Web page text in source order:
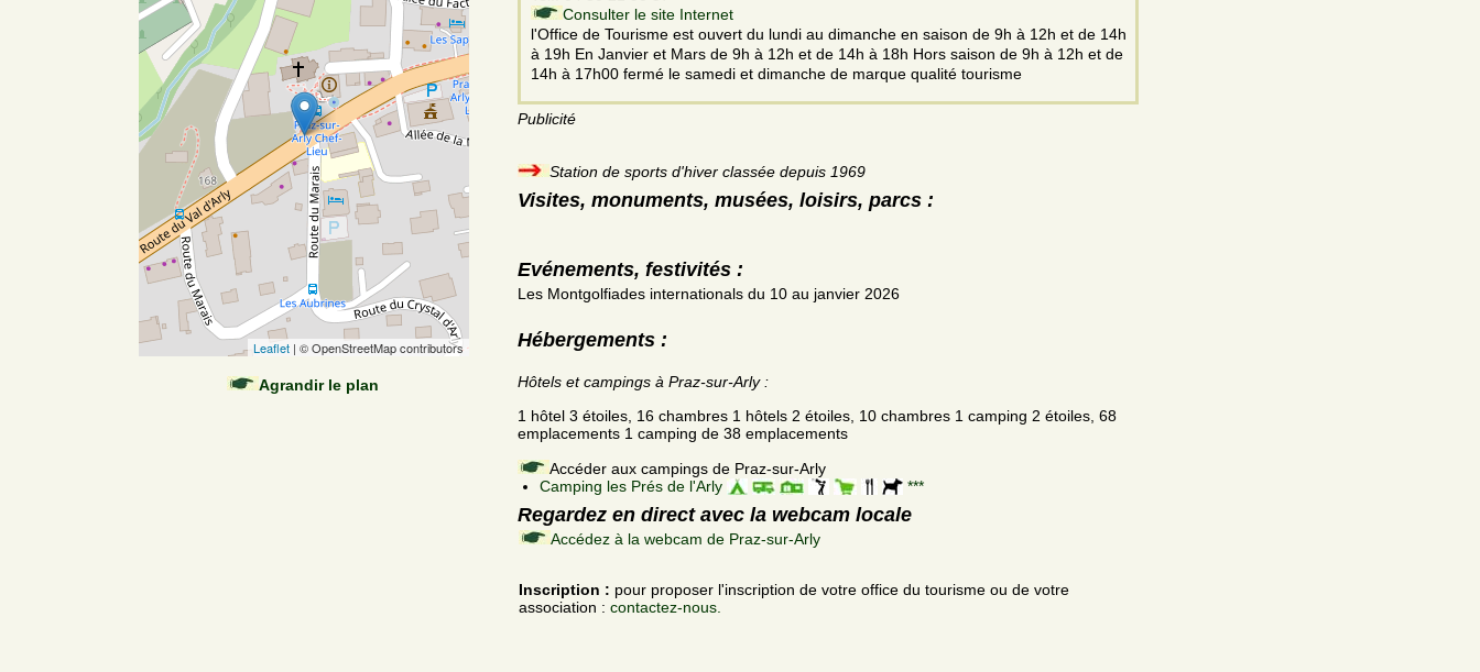
Leaflet | © OpenStreetMap contributors
Agrandir le plan
Consulter le site Internet
l'Office de Tourisme est ouvert du lundi au dimanche en saison de 9h à 12h et de 14h
à 19h En Janvier et Mars de 9h à 12h et de 14h à 18h Hors saison de 9h à 12h et de
14h à 17h00 fermé le samedi et dimanche de marque qualité tourisme
Publicité
Station de sports d'hiver classée depuis 1969
Visites, monuments, musées, loisirs, parcs :
Evénements, festivités :
Les Montgolfiades internationals du 10 au janvier 2026
Hébergements :
Hôtels et campings à Praz-sur-Arly :
1 hôtel 3 étoiles, 16 chambres 1 hôtels 2 étoiles, 10 chambres 1 camping 2 étoiles, 68
emplacements 1 camping de 38 emplacements
Accéder aux campings de Praz-sur-Arly
Camping les Prés de l'Arly
***
Regardez en direct avec la webcam locale
Accédez à la webcam de Praz-sur-Arly
Inscription : pour proposer l'inscription de votre office du tourisme ou de votre
association : contactez-nous.